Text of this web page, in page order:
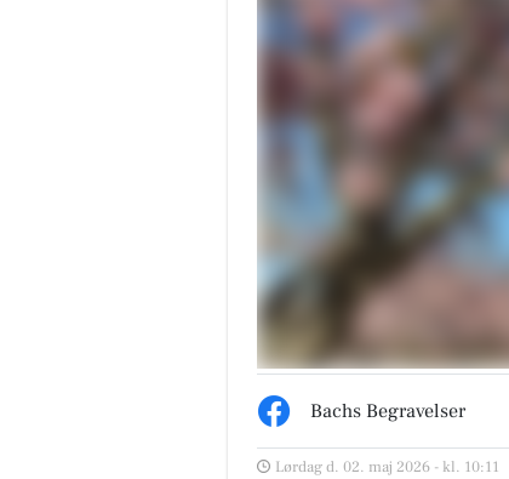
Bachs Begravelser
Lørdag d. 02. maj 2026 - kl. 10:11